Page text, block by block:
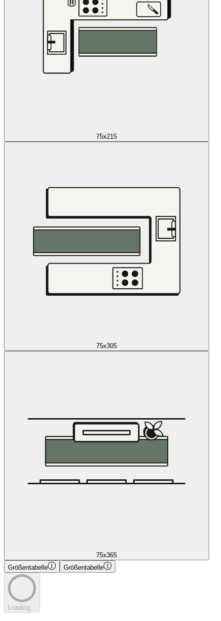
75x215
75x305
75x365
Größentabelle
Größentabelle
Loading...